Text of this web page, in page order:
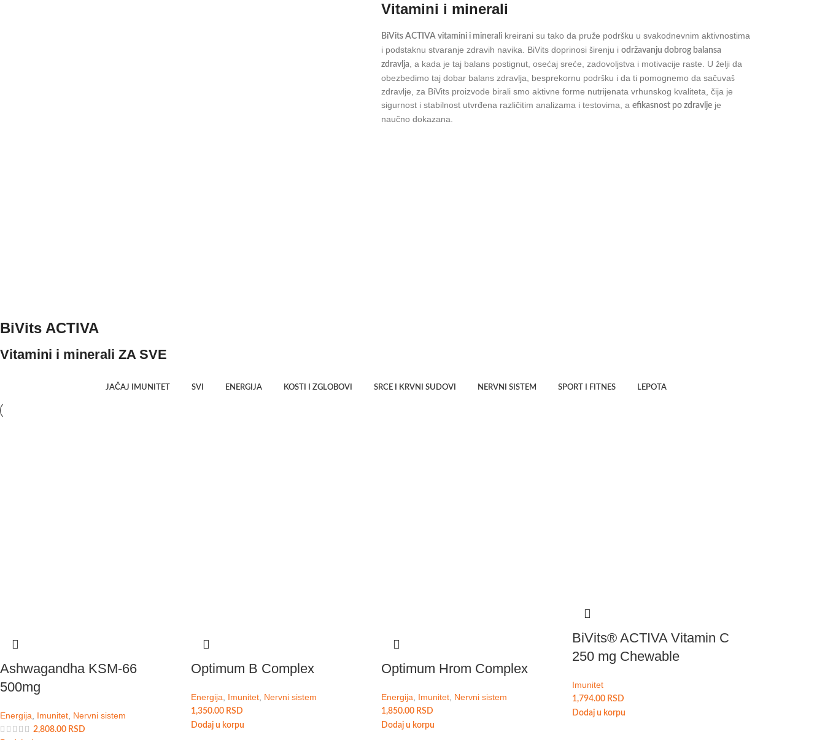
Vitamini i minerali
BiVits ACTIVA vitamini i minerali kreirani su tako da pruže podršku u svakodnevnim aktivnostima
i podstaknu stvaranje zdravih navika. BiVits doprinosi širenju i održavanju dobrog balansa
zdravlja , a kada je taj balans postignut, osećaj sreće, zadovoljstva i motivacije raste. U želji da
obezbedimo taj dobar balans zdravlja, besprekornu podršku i da ti pomognemo da sačuvaš
zdravlje, za BiVits proizvode birali smo aktivne forme nutrijenata vrhunskog kvaliteta, čija je
sigurnost i stabilnost utvrđena različitim analizama i testovima, a efikasnost po zdravlje je
naučno dokazana.
BiVits ACTIVA
Vitamini i minerali ZA SVE
JAČAJ IMUNITET SVI ENERGIJA KOSTI I ZGLOBOVI SRCE I KRVNI SUDOVI NERVNI SISTEM SPORT I FITNES LEPOTA
Ashwagandha KSM-66
500mg
Energija Imunitet Nervni sistem
2,808.00 RSD
Optimum B Complex
Energija Imunitet, Nervni sistem
1,350.00 RSD
Dodaj u korpu
Optimum Hrom Complex
Energija Imunitet Nervni sistem
1,850.00 RSD
Dodaj u korpu
BiVits® ACTIVA Vitamin C
250 mg Chewable
Imunitet
1,794.00 RSD
Dodaj u korpu